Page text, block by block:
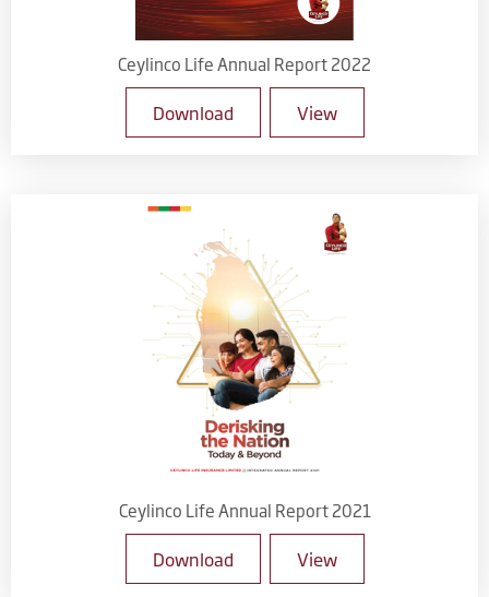
Ceylinco Life Annual Report 2022
Download View
Ceylinco Life Annual Report 2021
Download View